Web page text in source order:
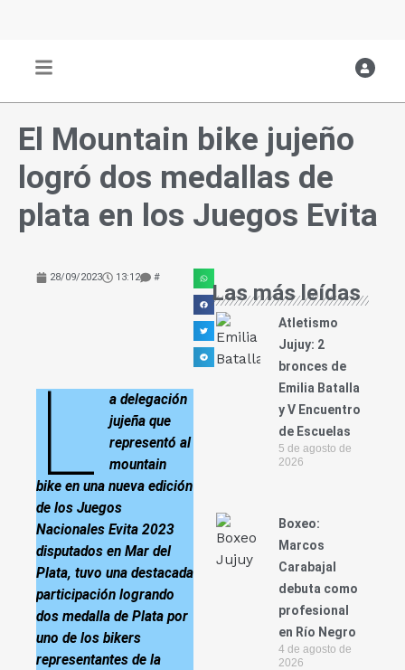
El Mountain bike jujeño
logró dos medallas de
plata en los Juegos Evita
28/09/2023 13:12 #
L
a delegación
jujeña que
representó al
mountain
bike en una nueva edición
de los Juegos
Nacionales Evita 2023
disputados en Mar del
Plata, tuvo una destacada
participación logrando
dos medalla de Plata por
uno de los bikers
representantes de la
Las más leídas
Atletismo
Jujuy: 2
bronces de
Emilia Batalla
y V Encuentro
de Escuelas
5 de agosto de
2026
Boxeo:
Marcos
Carabajal
debuta como
profesional
en Río Negro
4 de agosto de
2026